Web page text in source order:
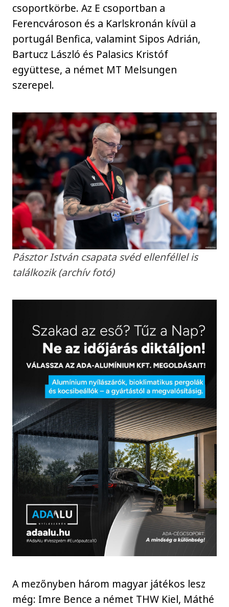
csoportkörbe. Az E csoportban a
Ferencvároson és a Karlskronán kívül a
portugál Benfica, valamint Sipos Adrián,
Bartucz László és Palasics Kristóf
együttese, a német MT Melsungen
szerepel.
Pásztor István csapata svéd ellenféllel is
találkozik (archív fotó)
A mezőnyben három magyar játékos lesz
még: Imre Bence a német THW Kiel, Máthé